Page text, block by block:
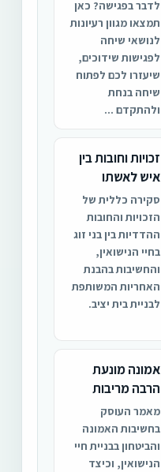
לדבר בפגישה? כאן
תמצאו מגוון רעיונות
לנושאי שיחה
לפגישות שידוכים,
שיעזרו לכם לפתוח
שיחה בנחת
ולהתקדם ...
זכויות וחובות בין
איש לאשתו
סקירה כללית של
הזכויות והחובות
ההדדיות בין בני זוג
בחיי הנישואין,
והחשיבות בהבנת
האחריות המשותפת
לבניית בית יציב.
אמונה מונעת
הרבה מריבות
מאמר העוסק
בחשיבות האמונה
והביטחון בבניית חיי
הנישואין, וכיצד